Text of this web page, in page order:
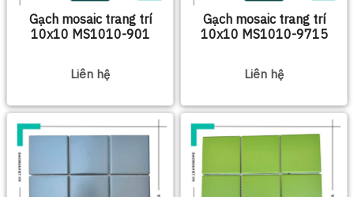
Gạch mosaic trang trí
10x10 MS1010-901
Liên hệ
Gạch mosaic trang trí
10x10 MS1010-9715
Liên hệ